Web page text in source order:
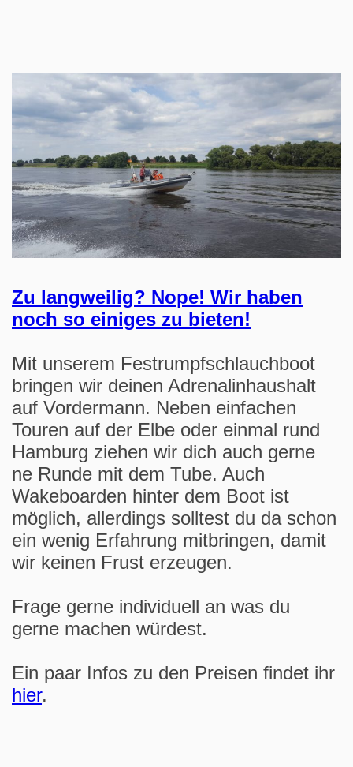
Zu langweilig? Nope! Wir haben
noch so einiges zu bieten!
Mit unserem Festrumpfschlauchboot
bringen wir deinen Adrenalinhaushalt
auf Vordermann. Neben einfachen
Touren auf der Elbe oder einmal rund
Hamburg ziehen wir dich auch gerne
ne Runde mit dem Tube. Auch
Wakeboarden hinter dem Boot ist
möglich, allerdings solltest du da schon
ein wenig Erfahrung mitbringen, damit
wir keinen Frust erzeugen.
Frage gerne individuell an was du
gerne machen würdest.
Ein paar Infos zu den Preisen findet ihr
hier.